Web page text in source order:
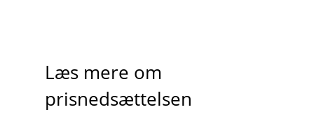
Læs mere om
prisnedsættelsen